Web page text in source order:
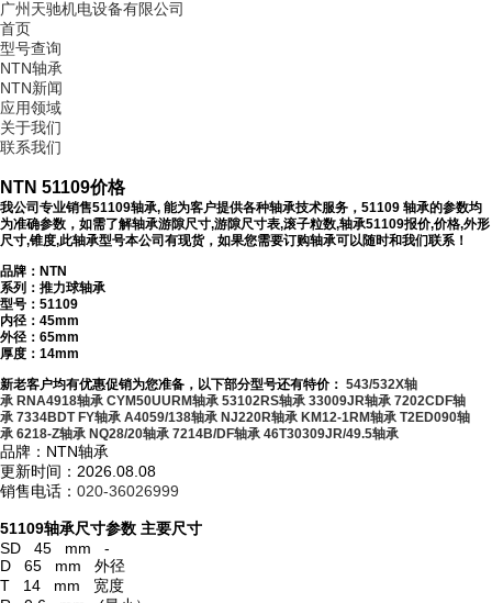
广州天驰机电设备有限公司
首页
型号查询
NTN轴承
NTN新闻
应用领域
关于我们
联系我们
NTN 51109价格
我公司专业销售51109轴承, 能为客户提供各种轴承技术服务，51109 轴承的参数均
为准确参数，如需了解轴承游隙尺寸,游隙尺寸表,滚子粒数,轴承51109报价,价格,外形
尺寸,锥度,此轴承型号本公司有现货，如果您需要订购轴承可以随时和我们联系！
品牌：NTN
系列：推力球轴承
型号： 51109
内径：45mm
外径：65mm
厚度：14mm
新老客户均有优惠促销为您准备，以下部分型号还有特价： 543/532X轴
承 RNA4918轴承 CYM50UURM轴承 53102RS轴承 33009JR轴承 7202CDF轴
承 7334BDT FY轴承 A4059/138轴承 NJ220R轴承 KM12-1RM轴承 T2ED090轴
承 6218-Z轴承 NQ28/20轴承 7214B/DF轴承 46T30309JR/49.5轴承
品牌：NTN轴承
更新时间：2026.08.08
销售电话： 020-36026999
51109轴承尺寸参数 主要尺寸
SD 45 mm -
D 65 mm 外径
T 14 mm 宽度